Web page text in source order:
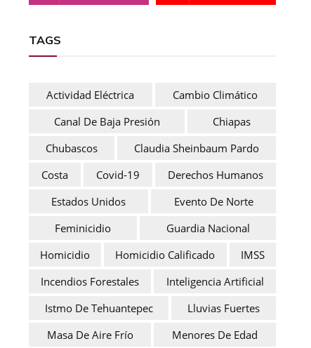
TAGS
Actividad Eléctrica
Cambio Climático
Canal De Baja Presión
Chiapas
Chubascos
Claudia Sheinbaum Pardo
Costa
Covid-19
Derechos Humanos
Estados Unidos
Evento De Norte
Feminicidio
Guardia Nacional
Homicidio
Homicidio Calificado
IMSS
Incendios Forestales
Inteligencia Artificial
Istmo De Tehuantepec
Lluvias Fuertes
Masa De Aire Frío
Menores De Edad